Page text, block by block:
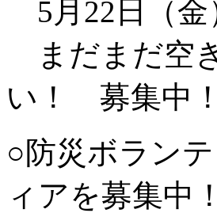
5月22日（金
まだまだ空
い！ 募集中！
○防災ボラン
ィアを募集中！